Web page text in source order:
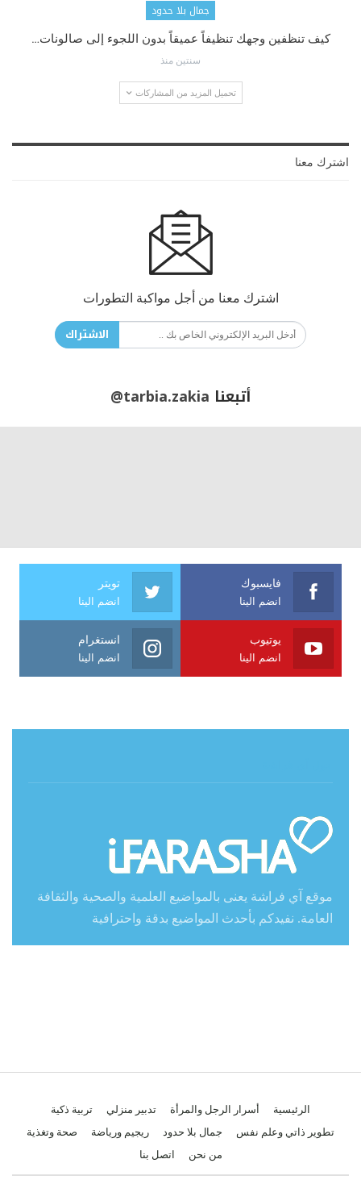
جمال بلا حدود
كيف تنظفين وجهك تنظيفاً عميقاً بدون اللجوء إلى صالونات…
سنتين منذ
تحميل المزيد من المشاركات
اشترك معنا
اشترك معنا من أجل مواكبة التطورات
الاشتراك
أتبعنا @tarbia.zakia
فايسبوك
انضم الينا
تويتر
انضم الينا
يوتيوب
انضم الينا
انستغرام
انضم الينا
موقع آي فراشة يعنى بالمواضيع العلمية والصحية والثقافة
العامة. نفيدكم بأحدث المواضيع بدقة واحترافية
الرئيسية أسرار الرجل والمرأة تدبير منزلي
تربية ذكية
تطوير ذاتي وعلم نفس
جمال بلا حدود ريجيم ورياضة
صحة وتغذية
من نحن
اتصل بنا